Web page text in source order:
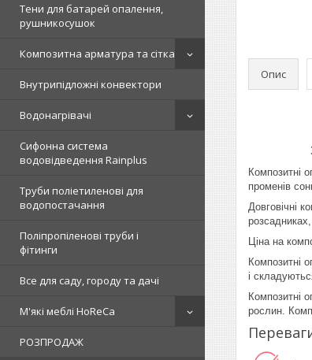
Тени для батарей опалення,
рушникосушок
Композитна арматура та сітка
Внутрипідложні конвектори
Водонагрівачі
Сифонна система
водовідведення Rainplus
Труби поліетиленові для
водопостачання
Поліпропіленові труби і
фітинги
Все для саду, городу та дачі
М'які меблі HoReCa
РОЗПРОДАЖ
Опис
Композитні
променів
Довговічні
Ціна на
Композитні
і
Композитні
рослин.